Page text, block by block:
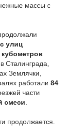
массы с
улиц
Сталинграда,
Землячки,
работали 84
части
смеси
продолжается.